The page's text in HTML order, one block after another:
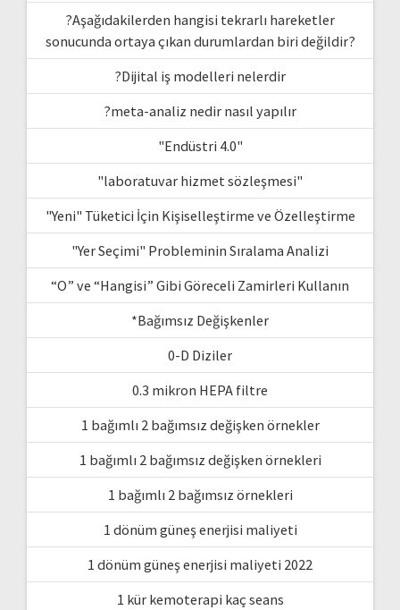
?Aşağıdakilerden hangisi tekrarlı hareketler
sonucunda ortaya çıkan durumlardan biri değildir?
?Dijital iş modelleri nelerdir
?meta-analiz nedir nasıl yapılır
"Endüstri 4.0"
"laboratuvar hizmet sözleşmesi"
"Yeni" Tüketici İçin Kişiselleştirme ve Özelleştirme
"Yer Seçimi" Probleminin Sıralama Analizi
“O” ve “Hangisi” Gibi Göreceli Zamirleri Kullanın
*Bağımsız Değişkenler
0-D Diziler
0.3 mikron HEPA filtre
1 bağımlı 2 bağımsız değişken örnekler
1 bağımlı 2 bağımsız değişken örnekleri
1 bağımlı 2 bağımsız örnekleri
1 dönüm güneş enerjisi maliyeti
1 dönüm güneş enerjisi maliyeti 2022
1 kür kemoterapi kaç seans